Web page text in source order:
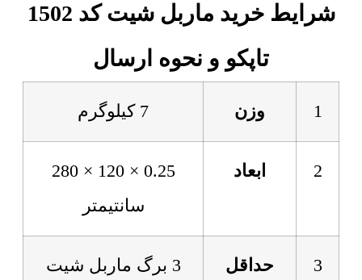
شرایط خرید ماربل شیت کد 1502
تاپکو و نحوه ارسال
1 وزن 7 کیلوگرم
2 ابعاد
0.25 × 120 × 280
سانتیمتر
3
حداقل
3 برگ ماربل شیت